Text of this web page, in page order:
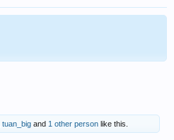
tuan_big and 1 other person like this.